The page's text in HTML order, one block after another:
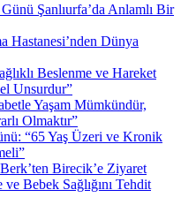
Şanlıurfa’da Anlamlı Bir
Hastanesi’nden Dünya
Beslenme ve Hareket
Unsurdur”
Yaşam Mümkündür,
Olmaktır”
“65 Yaş Üzeri ve Kronik
Birecik’e Ziyaret
Bebek Sağlığını Tehdit